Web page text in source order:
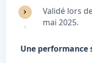
Validé lors
mai 2025.
Une performance